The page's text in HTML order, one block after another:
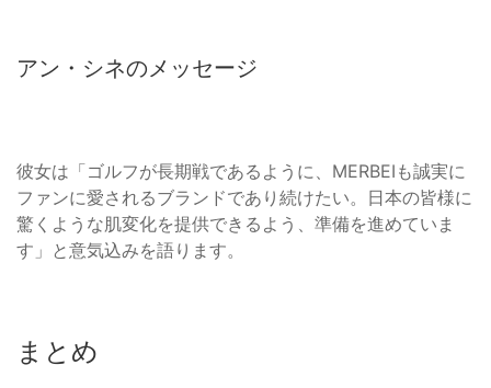
アン・シネのメッセージ
彼女は「ゴルフが長期戦であるように、MERBEIも誠実に
ファンに愛されるブランドであり続けたい。日本の皆様に
驚くような肌変化を提供できるよう、準備を進めていま
す」と意気込みを語ります。
まとめ